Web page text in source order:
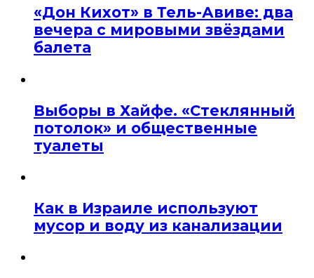
«Дон Кихот» в Тель-Авиве: два
вечера с мировыми звёздами
балета
Выборы в Хайфе. «Стеклянный
потолок» и общественные
туалеты
Как в Израиле используют
мусор и воду из канализации